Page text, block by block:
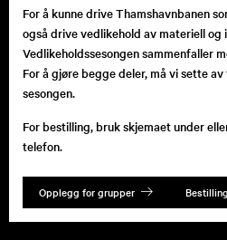
For å kunne drive Thamshavnbanen
også drive vedlikehold av materiell
Vedlikeholdssesongen sammenfaller
For å gjøre begge deler, må vi sette
sesongen.
For bestilling, bruk skjemaet under
telefon.
Opplegg for grupper